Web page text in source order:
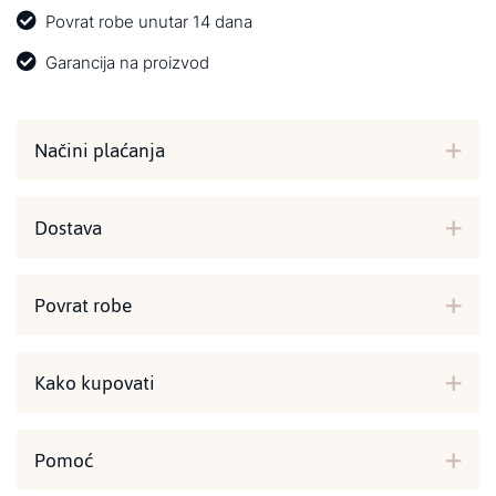
Povrat robe unutar 14 dana
Garancija na proizvod
Načini plaćanja
Dostava
Povrat robe
Kako kupovati
Pomoć